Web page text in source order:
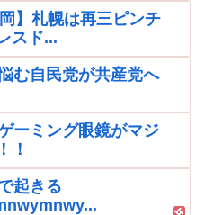
】札幌は再三ピンチ
スド...
む自民党が共産党へ
ーミング眼鏡がマジ
！
起きる